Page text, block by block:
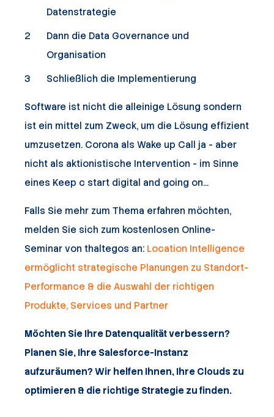
Datenstrategie
Dann die Data Governance und
Organisation
Schließlich die Implementierung
Software ist nicht die alleinige Lösung sondern
ist ein mittel zum Zweck, um die Lösung effizient
umzusetzen. Corona als Wake up Call ja - aber
nicht als aktionistische Intervention - im Sinne
eines Keep c start digital and going on...
Falls Sie mehr zum Thema erfahren möchten,
melden Sie sich zum kostenlosen Online-
Seminar von thaltegos an: Location Intelligence
ermöglicht strategische Planungen zu Standort-
Performance & die Auswahl der richtigen
Produkte, Services und Partner
Möchten Sie Ihre Datenqualität verbessern?
Planen Sie, Ihre Salesforce-Instanz
aufzuräumen? Wir helfen Ihnen, Ihre Clouds zu
optimieren & die richtige Strategie zu finden.